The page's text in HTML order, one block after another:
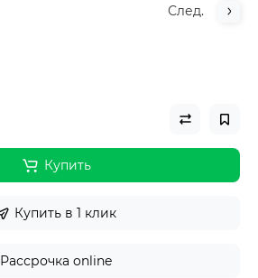
След.
Купить
Купить в 1 клик
Рассрочка online